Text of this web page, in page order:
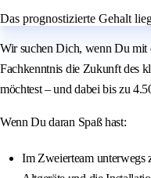
Das prognostizierte Gehalt
Wir suchen Dich, wenn Du mit
Fachkenntnis die Zukunft des
möchtest – und dabei bis zu
Wenn Du daran Spaß hast:
Im Zweierteam unterwegs